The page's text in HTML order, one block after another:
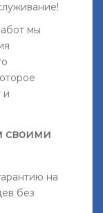
мы
и
своими
на
без